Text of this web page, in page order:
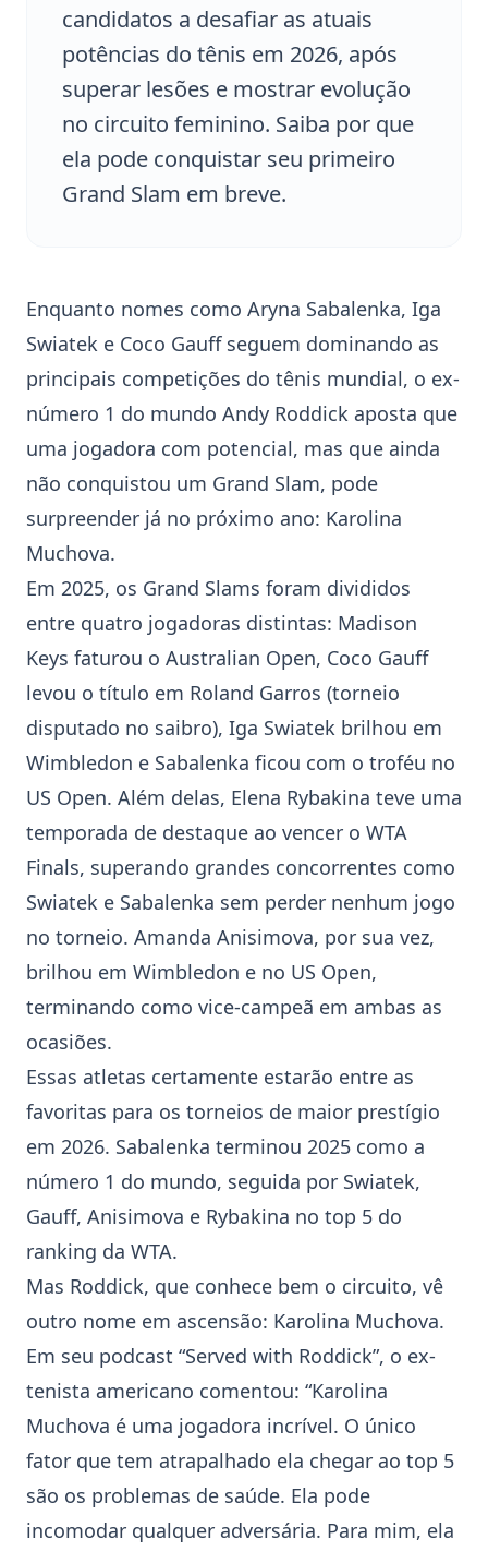
candidatos a desafiar as atuais
potências do tênis em 2026, após
superar lesões e mostrar evolução
no circuito feminino. Saiba por que
ela pode conquistar seu primeiro
Grand Slam em breve.
Enquanto nomes como Aryna Sabalenka, Iga
Swiatek e Coco Gauff seguem dominando as
principais competições do tênis mundial, o ex-
número 1 do mundo Andy Roddick aposta que
uma jogadora com potencial, mas que ainda
não conquistou um Grand Slam, pode
surpreender já no próximo ano: Karolina
Muchova.
Em 2025, os Grand Slams foram divididos
entre quatro jogadoras distintas: Madison
Keys faturou o Australian Open, Coco Gauff
levou o título em Roland Garros (torneio
disputado no saibro), Iga Swiatek brilhou em
Wimbledon e Sabalenka ficou com o troféu no
US Open. Além delas, Elena Rybakina teve uma
temporada de destaque ao vencer o WTA
Finals, superando grandes concorrentes como
Swiatek e Sabalenka sem perder nenhum jogo
no torneio. Amanda Anisimova, por sua vez,
brilhou em Wimbledon e no US Open,
terminando como vice-campeã em ambas as
ocasiões.
Essas atletas certamente estarão entre as
favoritas para os torneios de maior prestígio
em 2026. Sabalenka terminou 2025 como a
número 1 do mundo, seguida por Swiatek,
Gauff, Anisimova e Rybakina no top 5 do
ranking da WTA.
Mas Roddick, que conhece bem o circuito, vê
outro nome em ascensão: Karolina Muchova.
Em seu podcast “Served with Roddick”, o ex-
tenista americano comentou: “Karolina
Muchova é uma jogadora incrível. O único
fator que tem atrapalhado ela chegar ao top 5
são os problemas de saúde. Ela pode
incomodar qualquer adversária. Para mim, ela